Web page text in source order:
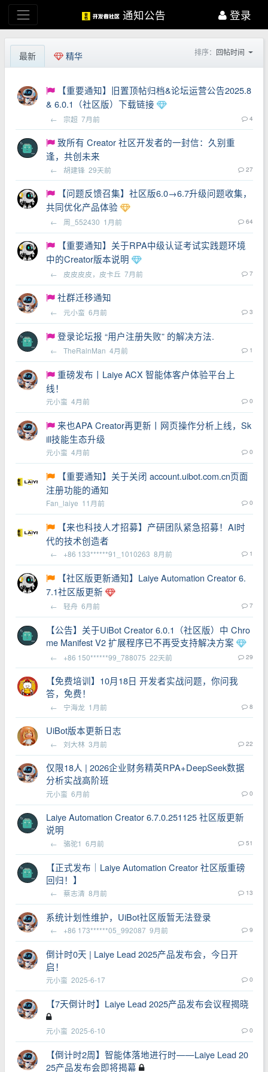
通知公告 登录
最新 精华 排序： 回帖时间
【重要通知】旧置顶帖归档&论坛运营公告2025.8
& 6.0.1（社区版）下载链接
← 宗超 7月前 4
致所有 Creator 社区开发者的一封信：久别重
逢，共创未来
← 胡建锋 29天前 27
【问题反馈召集】社区版6.0→6.7升级问题收集，
共同优化产品体验
← 周_552430 1月前 64
【重要通知】关于RPA中级认证考试实践题环境
中的Creator版本说明
← 皮皮皮皮，皮卡丘 7月前 7
社群迁移通知
← 元小蛮 6月前 3
登录论坛报 “用户注册失败” 的解决方法.
← TheRalnMan 4月前 1
重磅发布丨Laiye ACX 智能体客户体验平台上
线！
元小蛮 4月前 0
来也APA Creator再更新丨网页操作分析上线，Sk
ill技能生态升级
元小蛮 4月前 0
【重要通知】关于关闭 account.uibot.com.cn页面
注册功能的通知
Fan_laiye 11月前 0
【来也科技人才招募】产研团队紧急招募！AI时
代的技术创造者
← +86 133******91_1010263 8月前 1
【社区版更新通知】Laiye Automation Creator 6.
7.1社区版更新
← 轻舟 6月前 7
【公告】关于UiBot Creator 6.0.1（社区版）中 Chro
me Manifest V2 扩展程序已不再受支持解决方案
← +86 150******99_788075 22天前 29
【免费培训】10月18日 开发者实战问题，你问我
答，免费！
← 宁海龙 1月前 8
UiBot版本更新日志
← 刘大林 3月前 22
仅限18人 | 2026企业财务精英RPA+DeepSeek数据
分析实战高阶班
元小蛮 6月前 0
Laiye Automation Creator 6.7.0.251125 社区版更新
说明
← 骆驼1 6月前 51
【正式发布｜Laiye Automation Creator 社区版重磅
回归！】
← 蔡志清 8月前 13
系统计划性维护，UiBot社区版暂无法登录
← +86 173******05_992087 9月前 9
倒计时0天 | Laiye Lead 2025产品发布会，今日开
启！
元小蛮 2025-6-17 0
【7天倒计时】Laiye Lead 2025产品发布会议程揭晓
元小蛮 2025-6-10 0
【倒计时2周】智能体落地进行时——Laiye Lead 20
25产品发布会即将揭幕